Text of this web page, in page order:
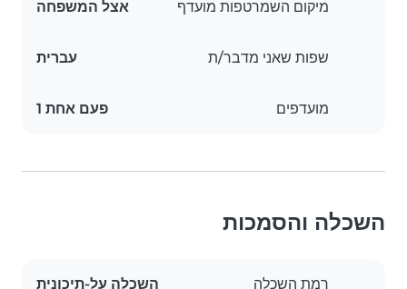
מיקום השמרטפות מועדף אצל המשפחה
שפות שאני מדבר/ת עברית
מועדפים פעם אחת 1
השכלה והסמכות
רמת השכלה השכלה על-תיכונית